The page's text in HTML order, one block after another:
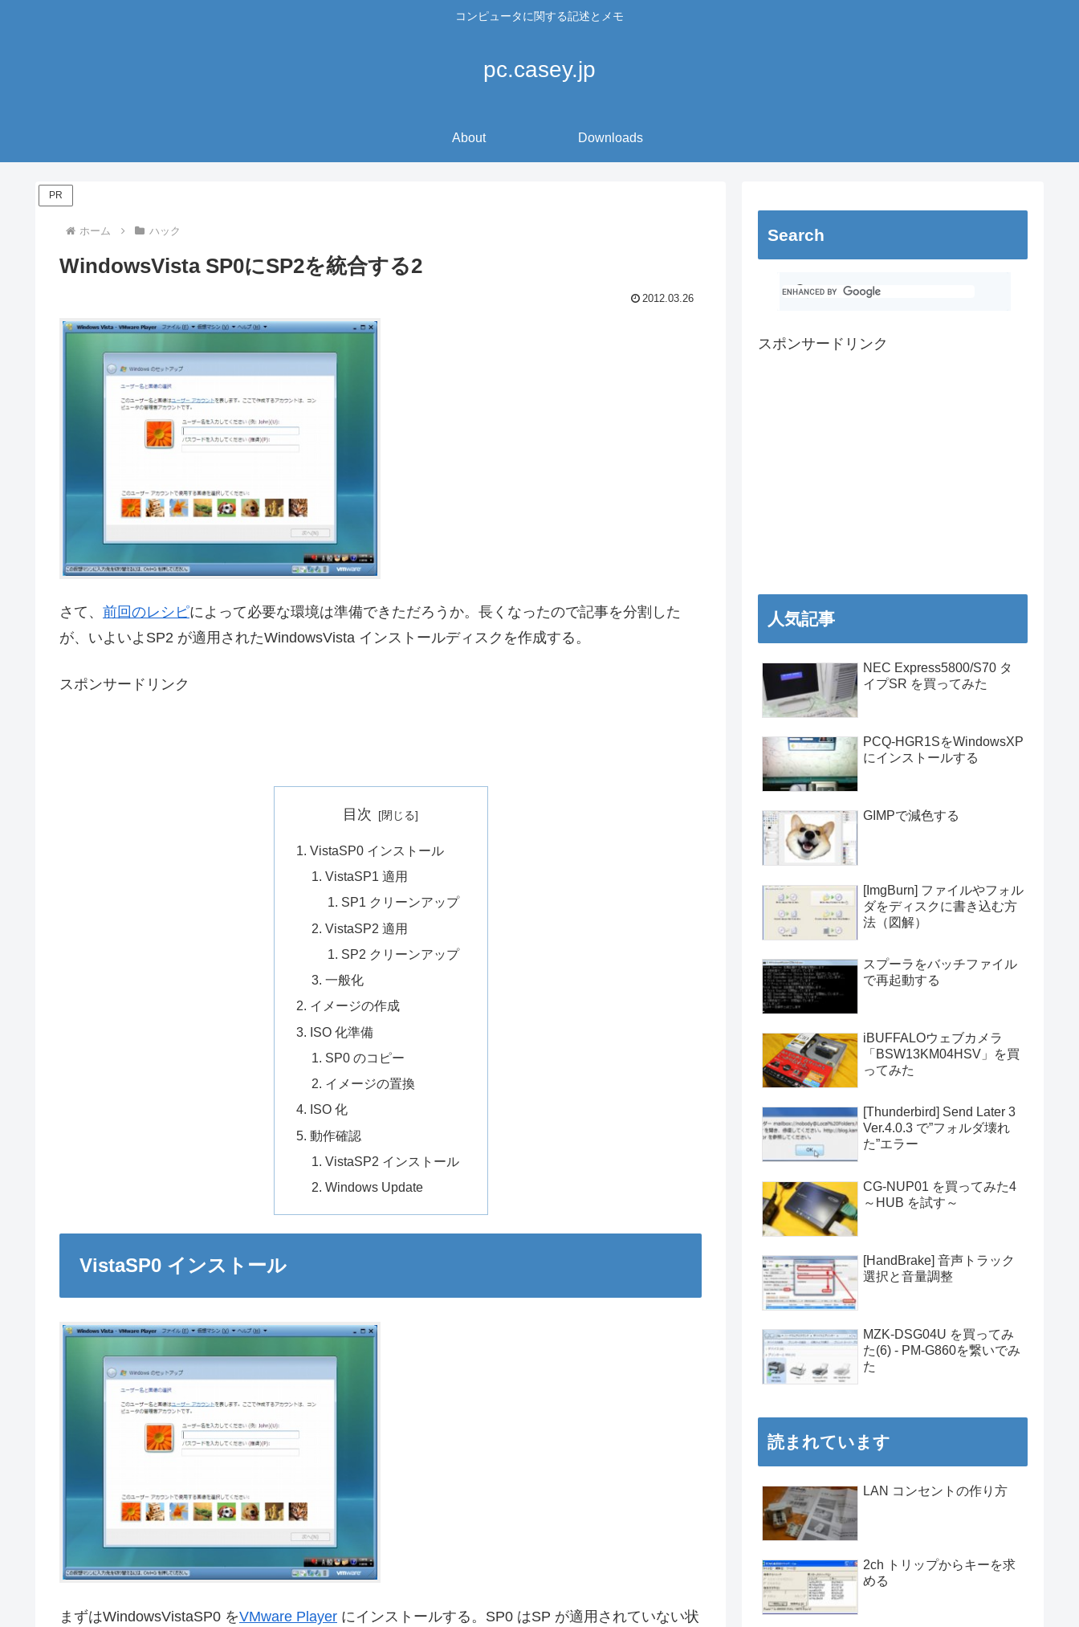
コンピュータに関する記述とメモ
pc.casey.jp
About Downloads
PR
ホーム ハック
WindowsVista SP0にSP2を統合する2
2012.03.26
さて、 前回のレシピによって必要な環境は準備できただろうか。長くなったので記事を分割した
が、いよいよSP2 が適用されたWindowsVista インストールディスクを作成する。
スポンサードリンク
目次
VistaSP0 インストール
VistaSP1 適用
SP1 クリーンアップ
VistaSP2 適用
SP2 クリーンアップ
一般化
イメージの作成
ISO 化準備
SP0 のコピー
イメージの置換
ISO 化
動作確認
VistaSP2 インストール
Windows Update
VistaSP0 インストール
まずはWindowsVistaSP0 をVMware Player にインストールする。SP0 はSP が適用されていない状
Search
スポンサードリンク
人気記事
NEC Express5800/S70 タ
イプSR を買ってみた
PCQ-HGR1SをWindowsXP
にインストールする
GIMPで減色する
[ImgBurn] ファイルやフォル
ダをディスクに書き込む方
法（図解）
スプーラをバッチファイル
で再起動する
iBUFFALOウェブカメラ
「BSW13KM04HSV」を買
ってみた
[Thunderbird] Send Later 3
Ver.4.0.3 で”フォルダ壊れ
た”エラー
CG-NUP01 を買ってみた4
～HUB を試す～
[HandBrake] 音声トラック
選択と音量調整
MZK-DSG04U を買ってみ
た(6) - PM-G860を繋いでみ
た
読まれています
LAN コンセントの作り方
2ch トリップからキーを求
める